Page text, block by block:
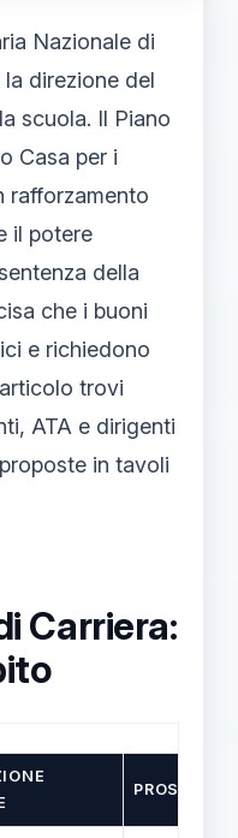
Nazionale di
direzione del
scuola. Il Piano
Casa per i
rafforzamento
il potere
della
che i buoni
e richiedono
trovi
ATA e dirigenti
in tavoli
Carriera:
PROSSIMI